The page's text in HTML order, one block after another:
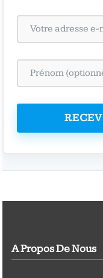
A Propos De Nous